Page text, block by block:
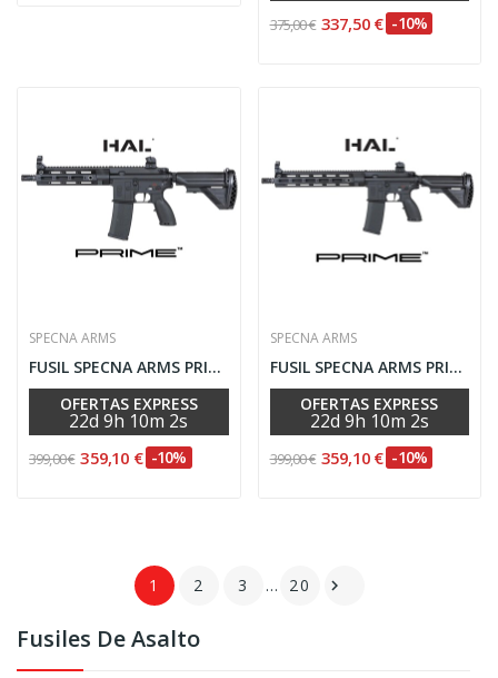
Fusiles De Asalto
375,00 € 337,50 € -10%
SPECNA ARMS
FUSIL SPECNA ARMS PRIME SA-PH23 HAL ETU NEGRO
OFERTAS EXPRESS
22d 9h 10m 2s
399,00 € 359,10 € -10%
SPECNA ARMS
FUSIL SPECNA ARMS PRIME SA-PH22 HAL ETU NEGRO
OFERTAS EXPRESS
22d 9h 10m 2s
399,00 € 359,10 € -10%
1 2 3 … 20 